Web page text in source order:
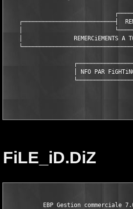
┌───────────────────────────┤
│
│               REMERCiEMENTS A
│ NFO PAR
FiLE_iD.DiZ
EBP Gestion